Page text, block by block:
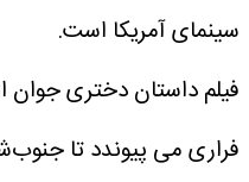
سینمای آمریکا است.
فیلم داستان دختری
فراری می پیوندد تا